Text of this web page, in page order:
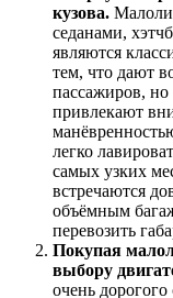
кузова.
седанами,
являются
тем, что дают
пассажиров, но
привлекают
легко
самых узких
встречаются
объёмным
перевозить
Покупая
выбору
очень